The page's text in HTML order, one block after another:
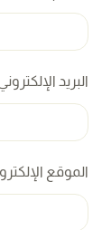
البريد
الموقع